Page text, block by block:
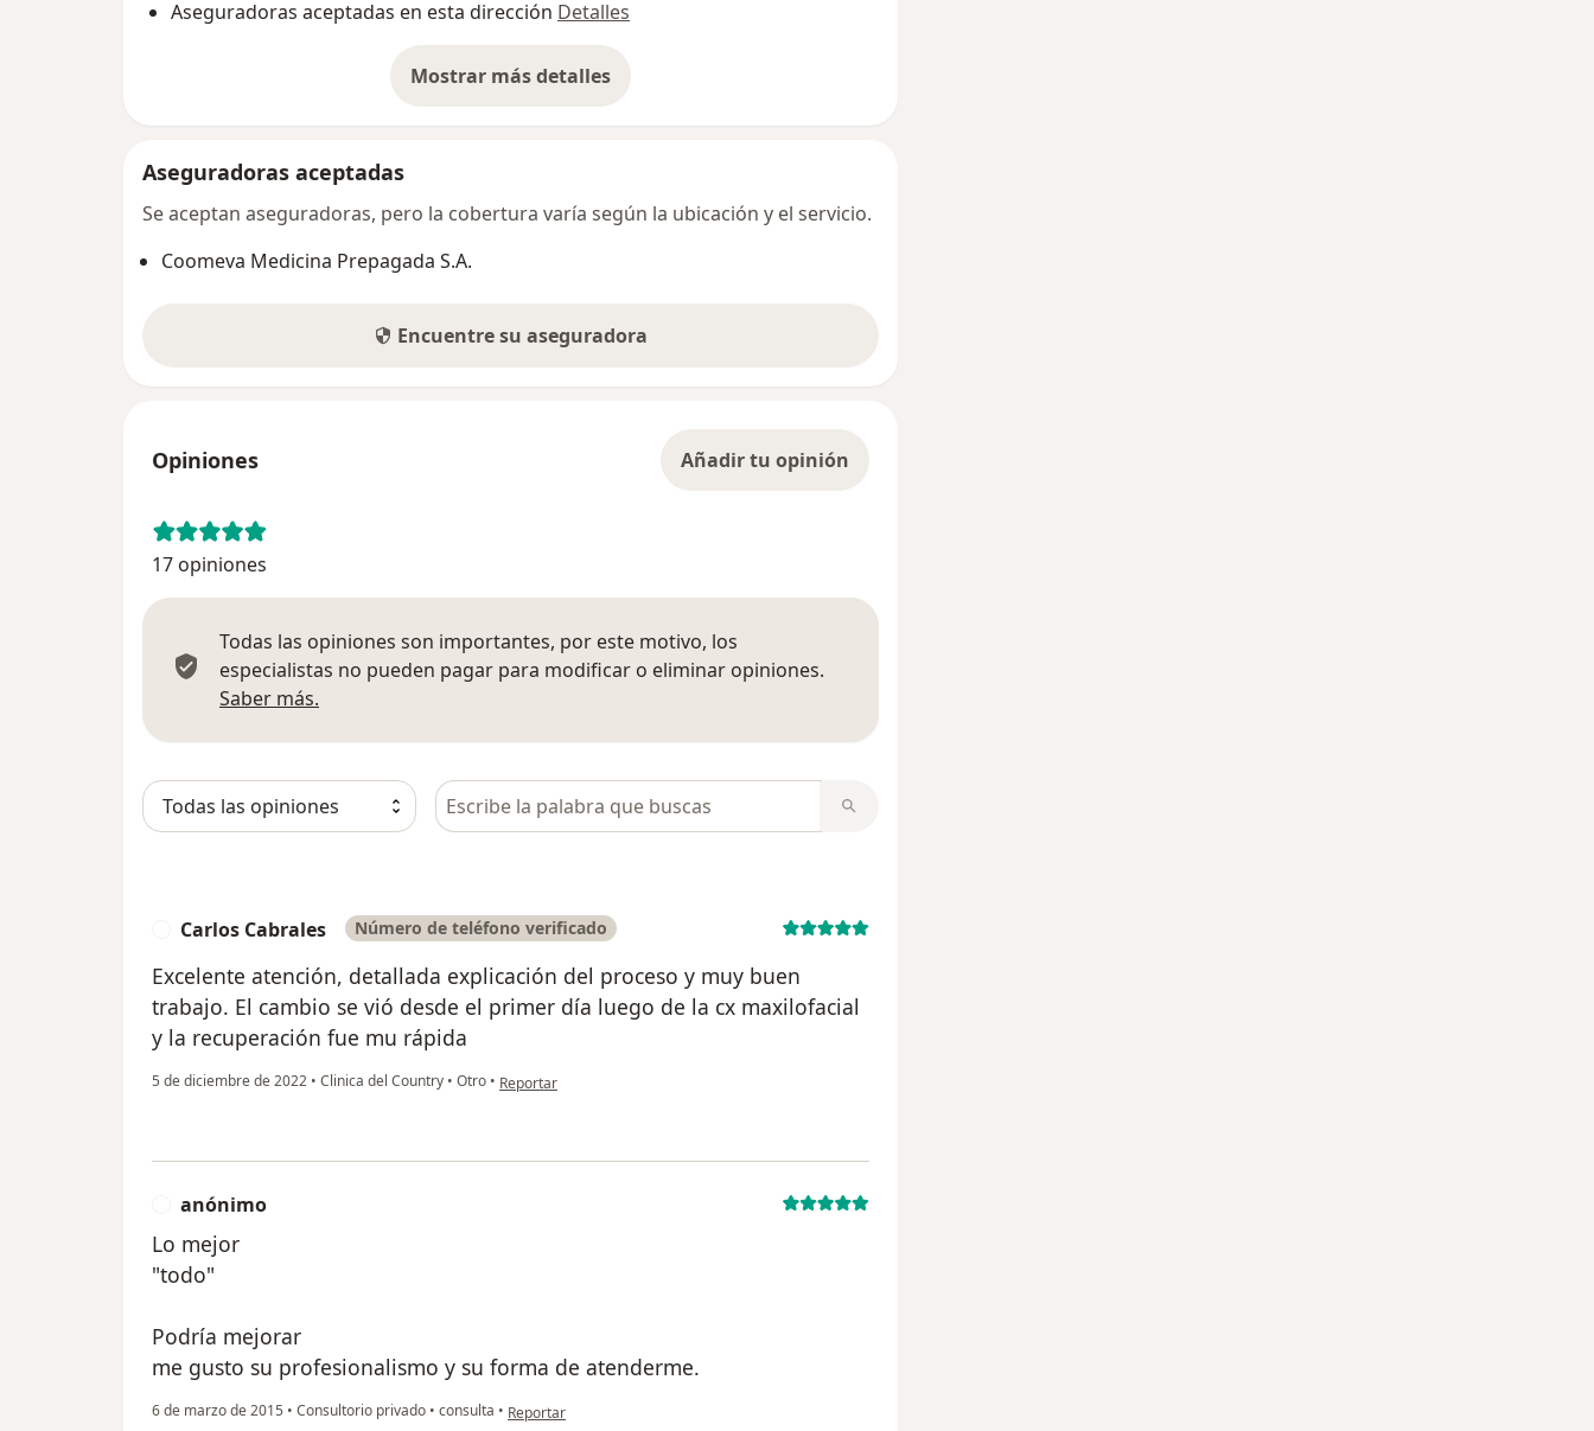
Aseguradoras aceptadas en esta dirección Detalles
Mostrar más detalles
sobre la dirección
Aseguradoras aceptadas
Se aceptan aseguradoras, pero la cobertura varía según la ubicación y el servicio.
Coomeva Medicina Prepagada S.A.
Encuentre su aseguradora
Opiniones Añadir tu opinión
17 opiniones
Todas las opiniones son importantes, por este motivo, los
especialistas no pueden pagar para modificar o eliminar opiniones.
Saber más.
Busca en opiniones
Carlos Cabrales Número de teléfono verificado
Excelente atención, detallada explicación del proceso y muy buen
trabajo. El cambio se vió desde el primer día luego de la cx maxilofacial
y la recuperación fue mu rápida
5 de diciembre de 2022 • Clinica del Country • Otro • en opinión del usuario Carlos Cabrales
Reportar
anónimo
Lo mejor
"todo"
Podría mejorar
me gusto su profesionalismo y su forma de atenderme.
6 de marzo de 2015 • Consultorio privado • consulta • en opinión del usuario anónimo
Reportar